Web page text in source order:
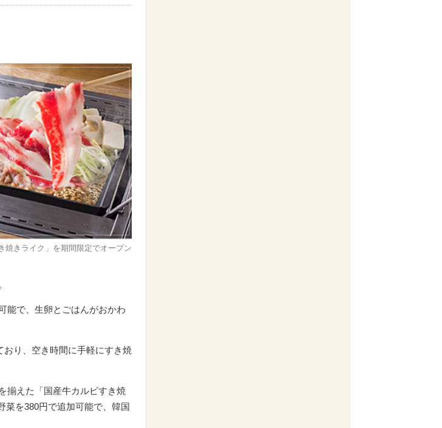
焼きライク」を期間限定でオープン
能で、生卵とごはんがおかわ
り、空き時間に手軽にすき焼
揃えた「国産牛カルビすき焼
菜を380円で追加可能で、韓国